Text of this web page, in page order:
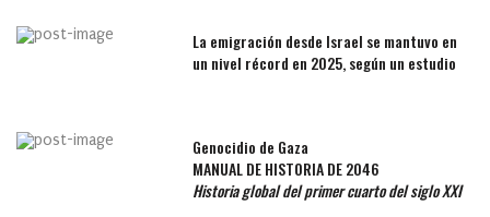
La emigración desde Israel se mantuvo en
un nivel récord en 2025, según un estudio
Genocidio de Gaza
MANUAL DE HISTORIA DE 2046
Historia global del primer cuarto del siglo XXI